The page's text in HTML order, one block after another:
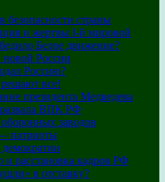
безопасности страны
и жертвы I-й мировой
Белое движение?
России
Россию?
все!
президента Медведева
ВПК РФ
оборонных заводов
патриоты
и расстановка кадров РФ
в отставку?